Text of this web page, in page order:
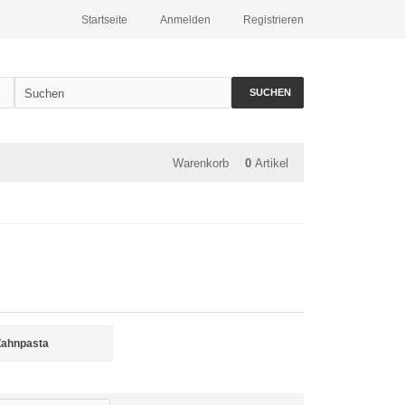
Registrieren
Anmelden
Startseite
SUCHEN
Warenkorb 0 Artikel